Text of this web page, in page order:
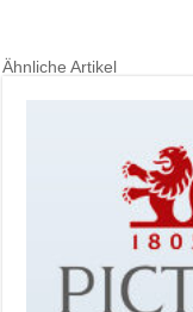
Ähnliche Artikel